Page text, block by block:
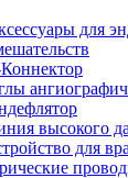
для
высокого
для